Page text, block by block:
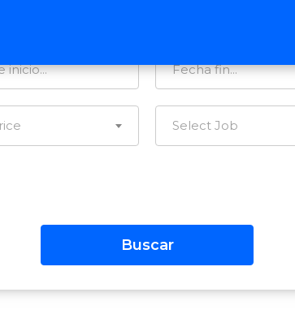
Select Job